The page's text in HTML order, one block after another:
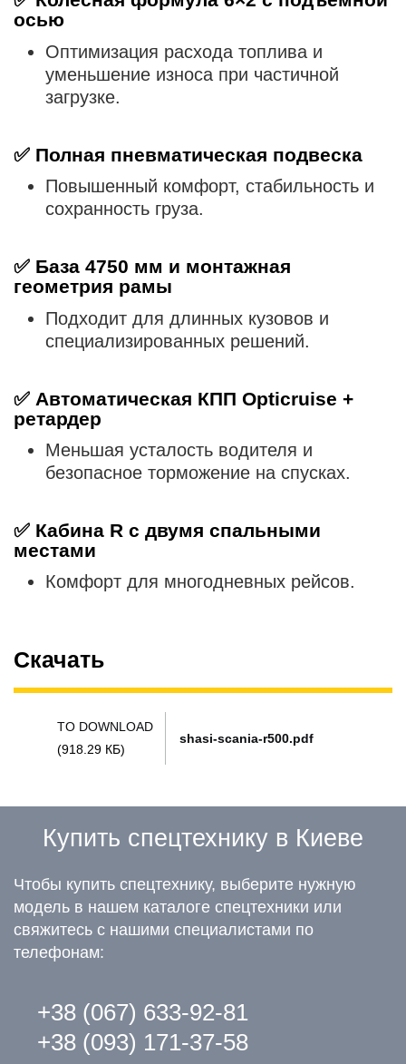
осью
Оптимизация расхода топлива и
уменьшение износа при частичной
загрузке.
✅ Полная пневматическая подвеска
Повышенный комфорт, стабильность и
сохранность груза.
✅ База 4750 мм и монтажная
геометрия рамы
Подходит для длинных кузовов и
специализированных решений.
✅ Автоматическая КПП Opticruise +
ретардер
Меньшая усталость водителя и
безопасное торможение на спусках.
✅ Кабина R с двумя спальными
местами
Комфорт для многодневных рейсов.
Скачать
TO DOWNLOAD
(918.29 КБ)
shasi-scania-r500.pdf
Купить спецтехнику в Киеве
Чтобы купить спецтехнику, выберите нужную
модель в нашем каталоге спецтехники или
свяжитесь с нашими специалистами по
телефонам:
+38 (067) 633-92-81
+38 (093) 171-37-58